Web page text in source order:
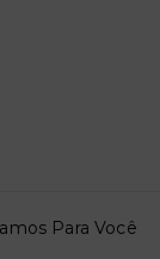
Para Você